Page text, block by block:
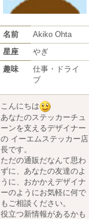
名前
Akiko Ohta
星座
やぎ
趣味
仕事・ドライ
ブ
こんにちは
あなたのステッカーチュ
ーンを支えるデザイナー
の イーエムステッカー店
長です。
ただの通販だなんて思わ
ずに、あなたの友達のよ
うに、おかかえデザイナ
ーのようにお気軽に何で
もご相談ください。
役立つ新情報があるかも